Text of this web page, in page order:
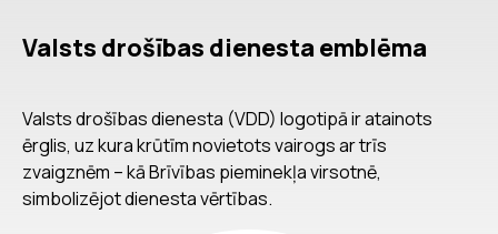
Valsts drošības dienesta emblēma
Valsts drošības dienesta (VDD) logotipā ir atainots
ērglis, uz kura krūtīm novietots vairogs ar trīs
zvaigznēm – kā Brīvības pieminekļa virsotnē,
simbolizējot dienesta vērtības.